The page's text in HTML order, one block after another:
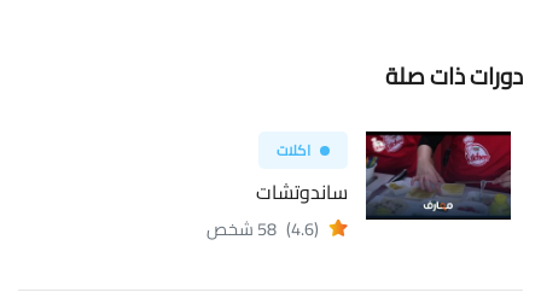
دورات ذات صلة
اكلات
ساندوتشات
(4.6) 58 شخص